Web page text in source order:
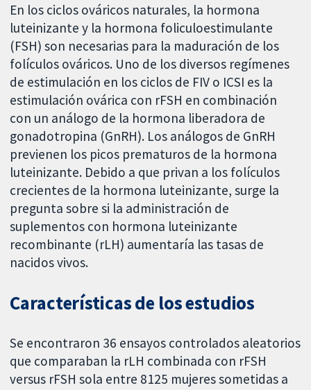
En los ciclos ováricos naturales, la hormona
luteinizante y la hormona foliculoestimulante
(FSH) son necesarias para la maduración de los
folículos ováricos. Uno de los diversos regímenes
de estimulación en los ciclos de FIV o ICSI es la
estimulación ovárica con rFSH en combinación
con un análogo de la hormona liberadora de
gonadotropina (GnRH). Los análogos de GnRH
previenen los picos prematuros de la hormona
luteinizante. Debido a que privan a los folículos
crecientes de la hormona luteinizante, surge la
pregunta sobre si la administración de
suplementos con hormona luteinizante
recombinante (rLH) aumentaría las tasas de
nacidos vivos.
Características de los estudios
Se encontraron 36 ensayos controlados aleatorios
que comparaban la rLH combinada con rFSH
versus rFSH sola entre 8125 mujeres sometidas a